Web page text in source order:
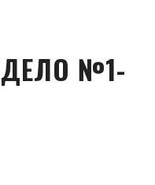
№1-